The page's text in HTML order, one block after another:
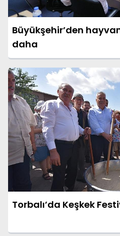
Büyükşehir’den
daha
Torbalı’da Keşkek